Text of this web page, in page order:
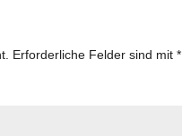
Erforderliche Felder sind mit*